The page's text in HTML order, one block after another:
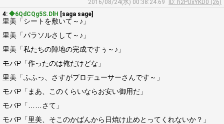
2016/08/24(水) 00:38:24.69
ID: h2PUxYKD0 (26)
4: ◆6QdCQg5S.DlH [saga sage]
里美「シートを敷いて～♪」
里美「パラソルさして～♪」
里美「私たちの陣地の完成ですぅ～♪」
モバP「作ったのは俺だけどな」
里美「ふふっ、さすがプロデューサーさんです～」
モバP「まあ、このくらいならお安い御用だ」
モバP「……さて」
モバP「里美、そこのかばんから日焼け止めとってくれないか？」